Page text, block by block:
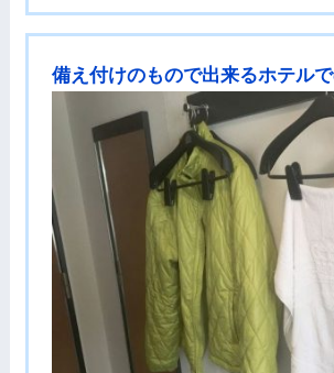
備え付けのもので出来るホテル